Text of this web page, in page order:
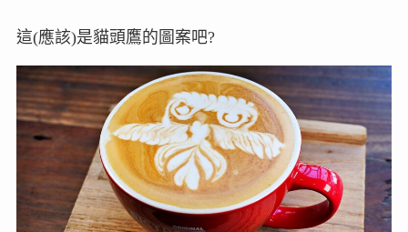
這(應該)是貓頭鷹的圖案吧?